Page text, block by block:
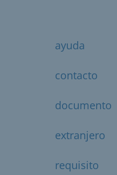
ayuda
contacto
documento
extranjero
requisito